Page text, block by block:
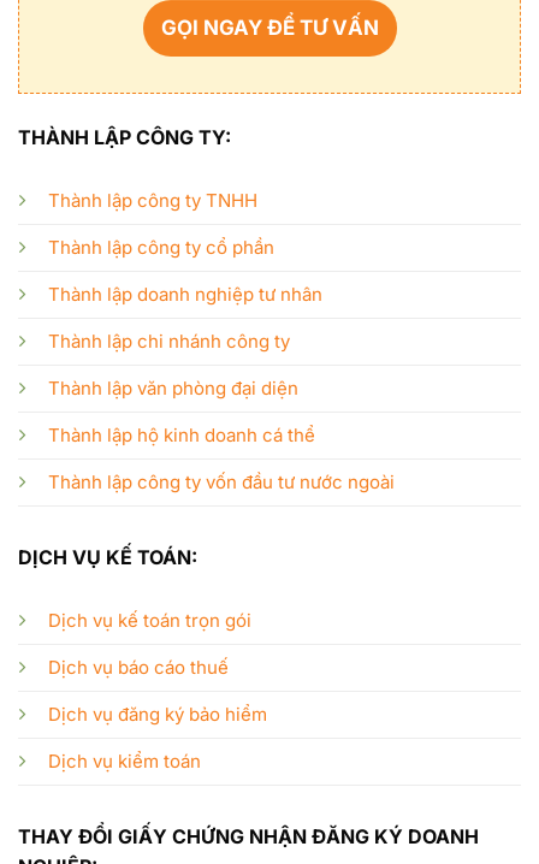
GỌI NGAY ĐỂ TƯ VẤN
THÀNH LẬP CÔNG TY:
Thành lập công ty TNHH
Thành lập công ty cổ phần
Thành lập doanh nghiệp tư nhân
Thành lập chi nhánh công ty
Thành lập văn phòng đại diện
Thành lập hộ kinh doanh cá thể
Thành lập công ty vốn đầu tư nước ngoài
DỊCH VỤ KẾ TOÁN:
Dịch vụ kế toán trọn gói
Dịch vụ báo cáo thuế
Dịch vụ đăng ký bảo hiểm
Dịch vụ kiểm toán
THAY ĐỔI GIẤY CHỨNG NHẬN ĐĂNG KÝ DOANH